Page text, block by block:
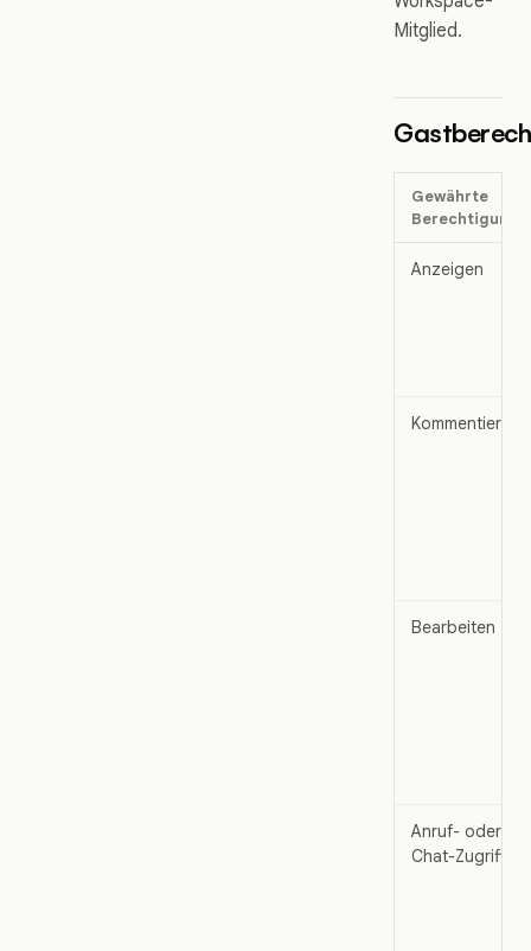
Mitglied.
Gewährte
Berechtigung
Anzeigen
Kommentieren
Bearbeiten
Anruf- oder
Chat-Zugriff